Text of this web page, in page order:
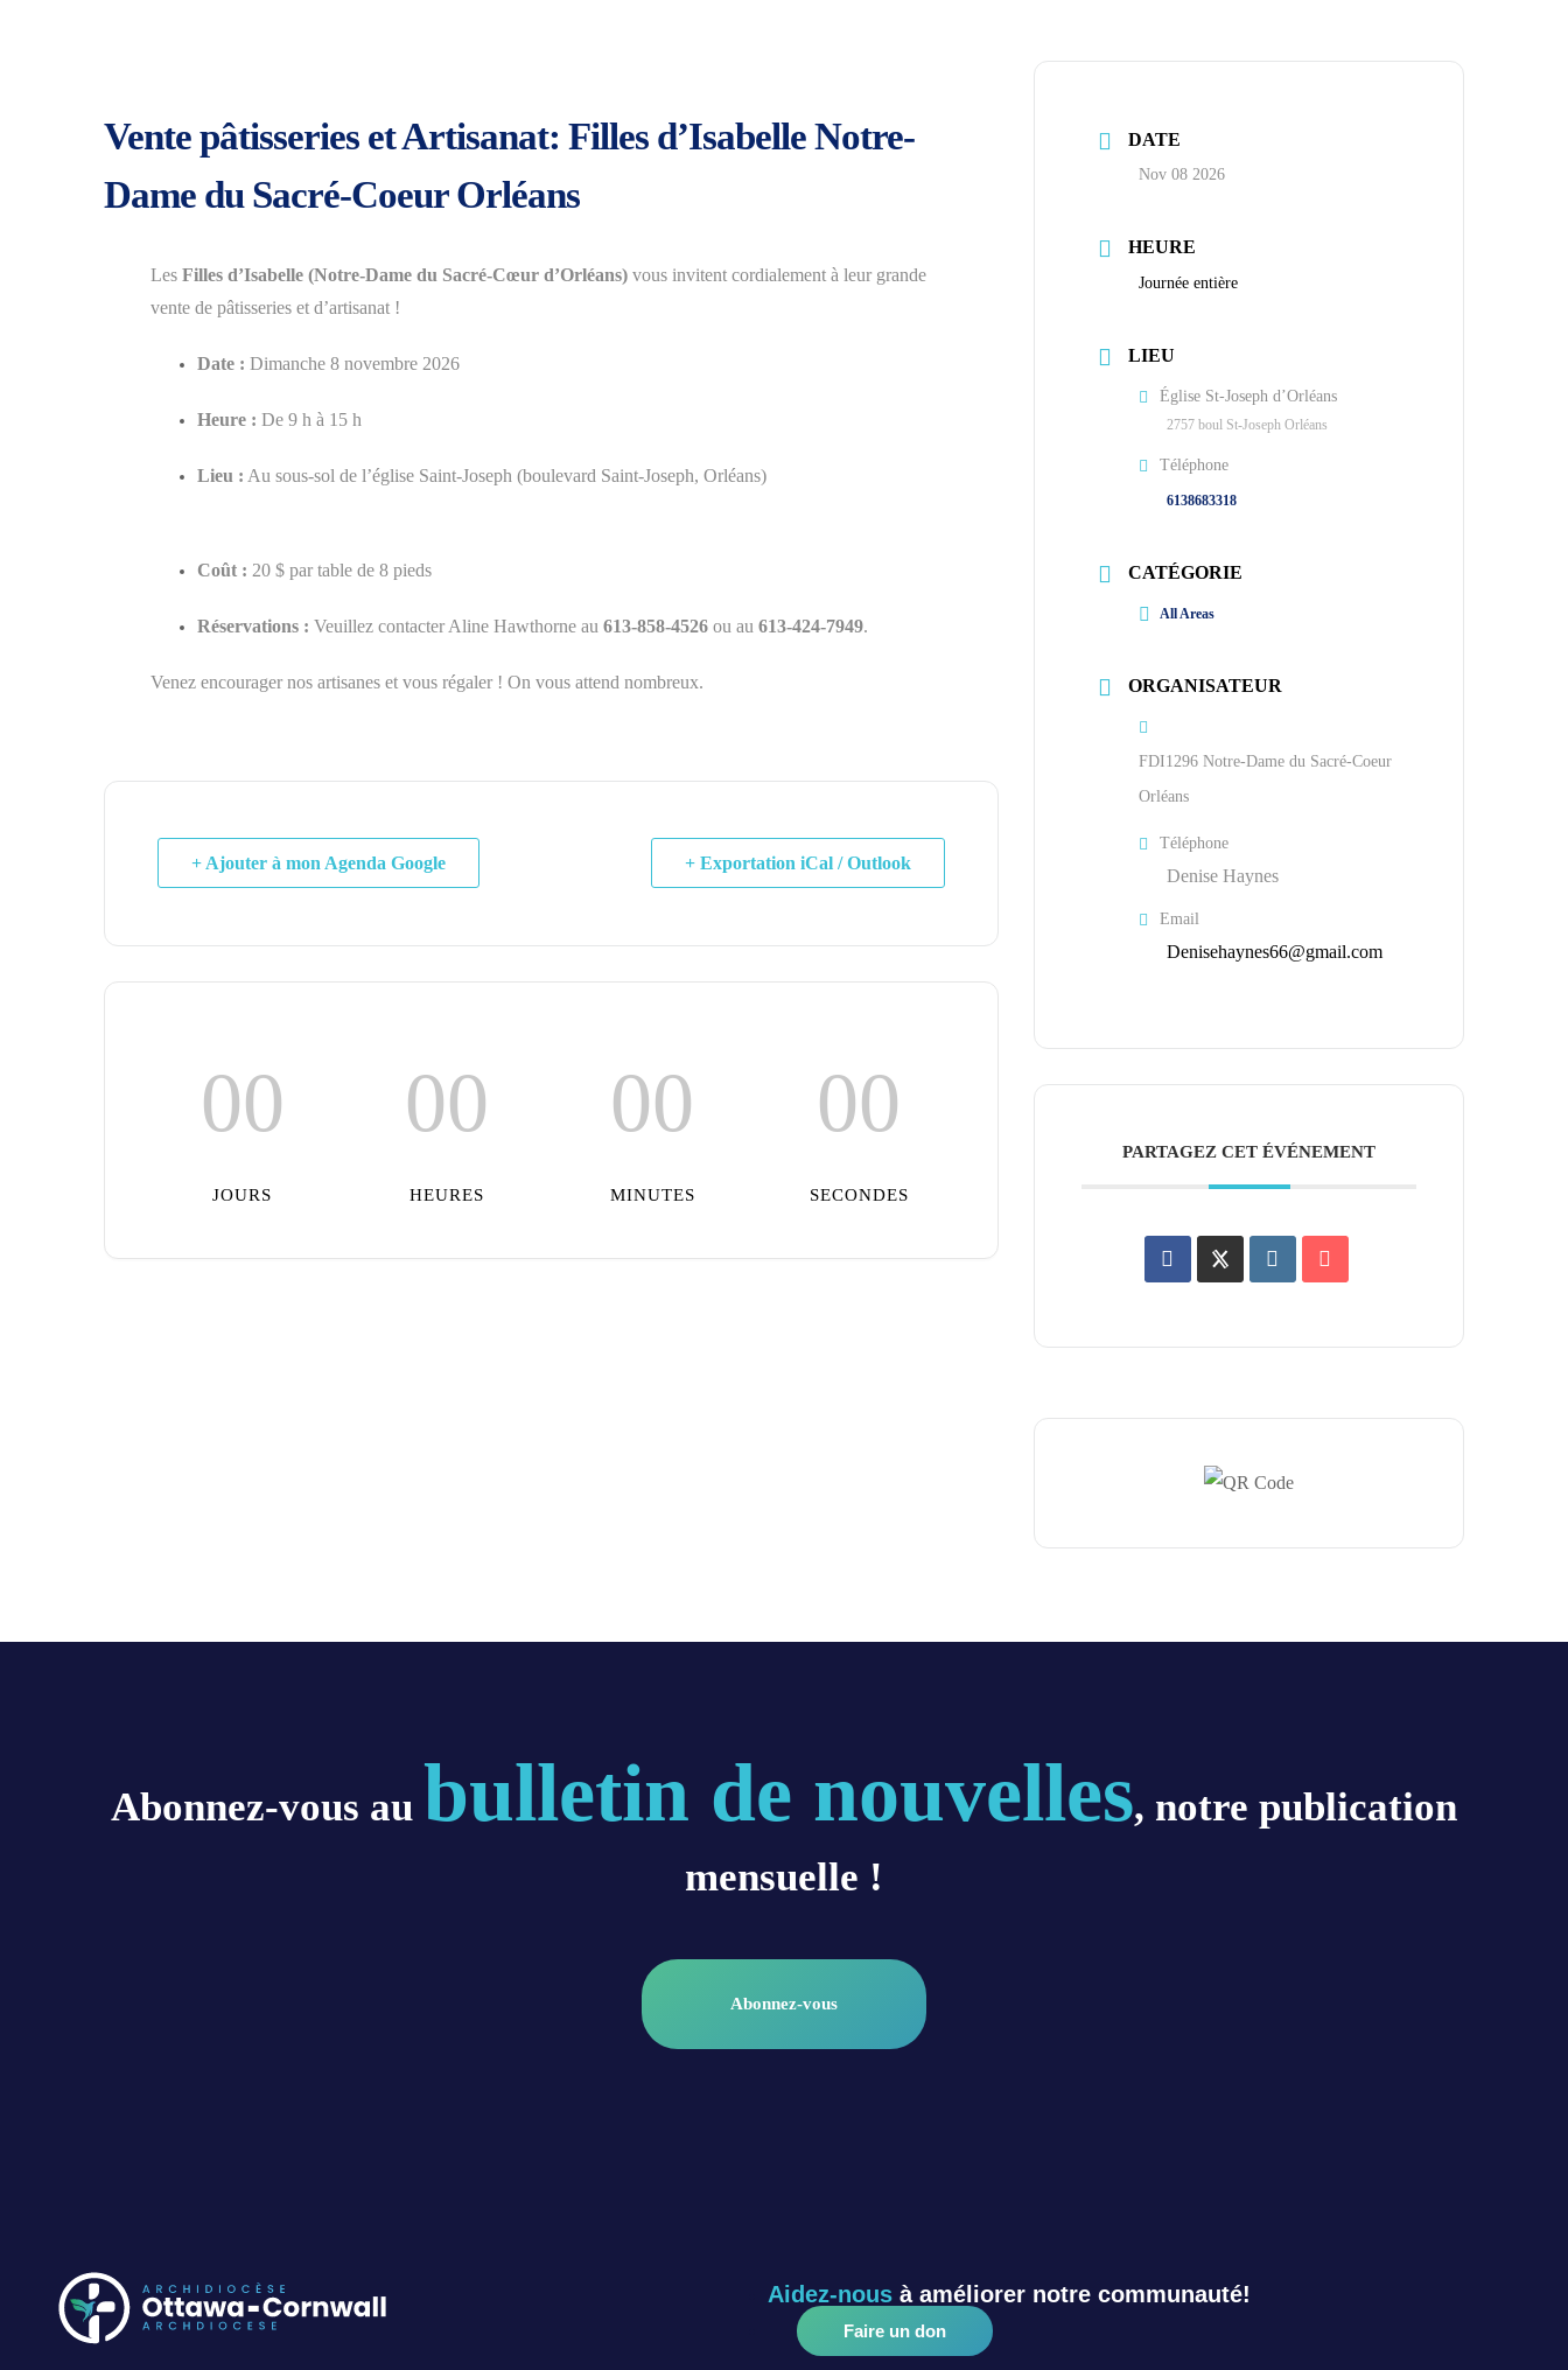
Vente pâtisseries et Artisanat: Filles d’Isabelle Notre-
Dame du Sacré-Coeur Orléans
Les Filles d’Isabelle (Notre-Dame du Sacré-Cœur d’Orléans) vous invitent cordialement à leur grande
vente de pâtisseries et d’artisanat !
Date : Dimanche 8 novembre 2026
Heure : De 9 h à 15 h
Lieu : Au sous-sol de l’église Saint-Joseph (boulevard Saint-Joseph, Orléans)
Coût : 20 $ par table de 8 pieds
Réservations : Veuillez contacter Aline Hawthorne au 613-858-4526 ou au 613-424-7949.
Venez encourager nos artisanes et vous régaler ! On vous attend nombreux.
+ Ajouter à mon Agenda Google + Exportation iCal / Outlook
00
JOURS
00
HEURES
00
MINUTES
00
SECONDES
DATE
Nov 08 2026
HEURE
Journée entière
LIEU
Église St-Joseph d’Orléans
2757 boul St-Joseph Orléans
Téléphone
6138683318
CATÉGORIE
All Areas
ORGANISATEUR
FDI1296 Notre-Dame du Sacré-Coeur
Orléans
Téléphone
Denise Haynes
Email
Denisehaynes66@gmail.com
PARTAGEZ CET ÉVÉNEMENT
Abonnez-vous au bulletin de nouvelles, notre publication
mensuelle !
Abonnez-vous
Aidez-nousà améliorer notre communauté!
Faire un don